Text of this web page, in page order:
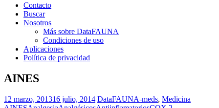
Contacto
Buscar
Nosotros
Más sobre DataFAUNA
Condiciones de uso
Aplicaciones
Política de privacidad
AINES
12 marzo, 201316 julio, 2014 DataFAUNA-meds, Medicina